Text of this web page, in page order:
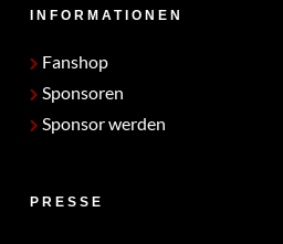
INFORMATIONEN
Fanshop
Sponsoren
Sponsor werden
PRESSE